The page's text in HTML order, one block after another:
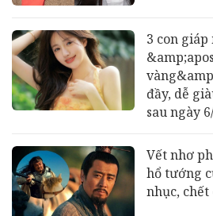
3 con
đầy, dễ
sau ngày
Vết nhơ
hổ tướng
nhục, chết